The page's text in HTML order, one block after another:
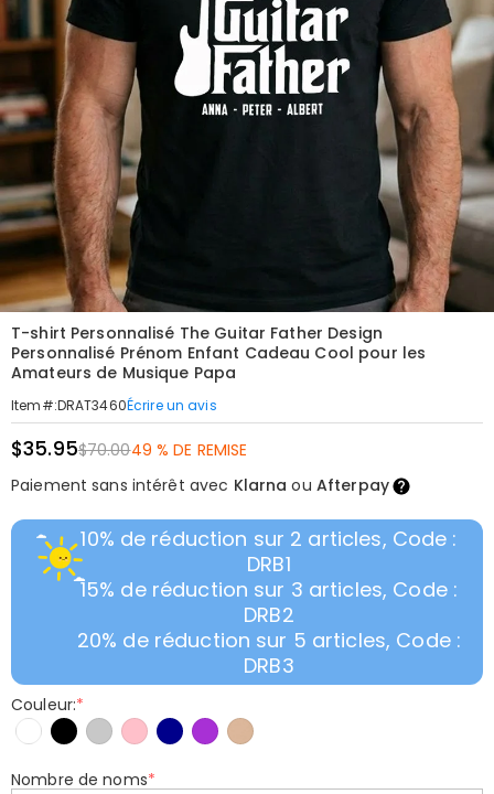
T-shirt Personnalisé The Guitar Father Design
Personnalisé Prénom Enfant Cadeau Cool pour les
Amateurs de Musique Papa
Item#:DRAT3460Écrire un avis
$35.95$70.0049 % DE REMISE
Paiement sans intérêt avec Klarna ou Afterpay
10% de réduction sur 2 articles, Code :
DRB1
15% de réduction sur 3 articles, Code :
DRB2
20% de réduction sur 5 articles, Code :
DRB3
Couleur:*
Nombre de noms*